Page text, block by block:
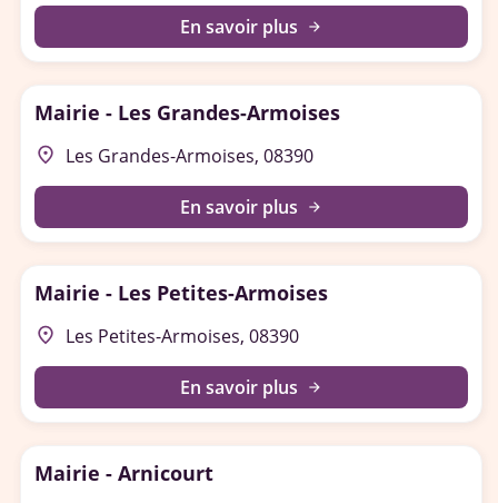
En savoir plus arrow_forward
Mairie - Les Grandes-Armoises
place Les Grandes-Armoises, 08390
En savoir plus arrow_forward
Mairie - Les Petites-Armoises
place Les Petites-Armoises, 08390
En savoir plus arrow_forward
Mairie - Arnicourt